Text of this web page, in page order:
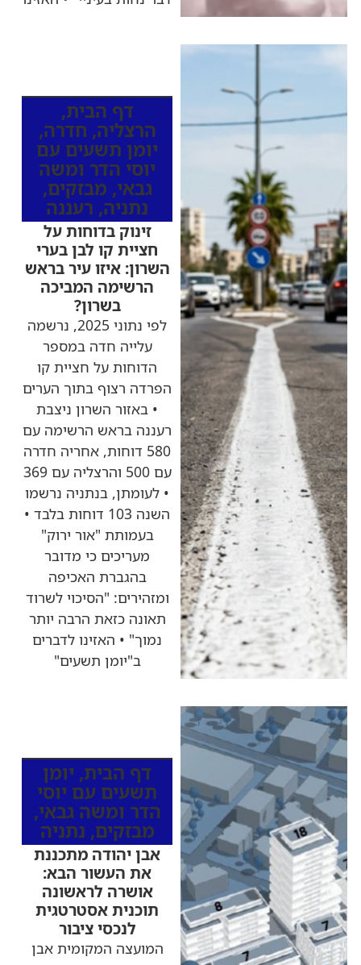
דף הבית,
הרצליה, חדרה,
יומן תשעים עם
יוסי הדר ומשה
גבאי, מבזקים,
נתניה, רעננה
זינוק בדוחות על
חציית קו לבן בערי
השרון: איזו עיר בראש
הרשימה המביכה
בשרון?
לפי נתוני 2025, נרשמה
עלייה חדה במספר
הדוחות על חציית קו
הפרדה רצוף בתוך הערים
• באזור השרון ניצבת
רעננה בראש הרשימה עם
580 דוחות, אחריה חדרה
עם 500 והרצליה עם 369
• לעומתן, בנתניה נרשמו
השנה 103 דוחות בלבד •
בעמותת "אור ירוק"
מעריכים כי מדובר
בהגברת האכיפה
ומזהירים: "הסיכוי לשרוד
תאונה כזאת הרבה יותר
נמוך" • האזינו לדברים
ב"יומן תשעים"
דף הבית, יומן
תשעים עם יוסי
הדר ומשה גבאי,
מבזקים, נתניה
אבן יהודה מתכננת
את העשור הבא:
אושרה לראשונה
תוכנית אסטרטגית
לנכסי ציבור
המועצה המקומית אבן